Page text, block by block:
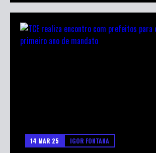
14 MAR 25 IGOR FONTANA